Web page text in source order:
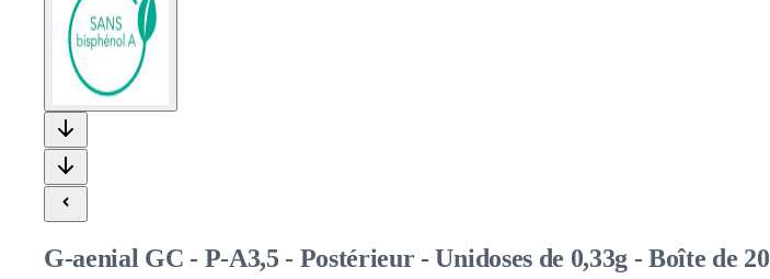
G-aenial GC - P-A3,5 - Postérieur - Unidoses de 0,33g - Boîte de 20